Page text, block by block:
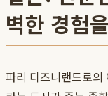
벽한 경험
파리 디즈니랜드로의